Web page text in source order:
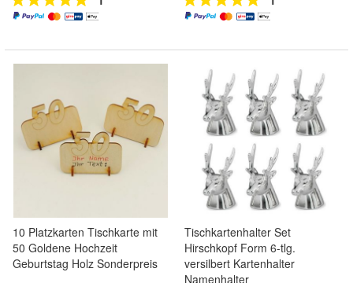
10 Platzkarten Tischkarte mit
50 Goldene Hochzeit
Geburtstag Holz Sonderpreis
Tischkartenhalter Set
Hirschkopf Form 6-tlg.
versilbert Kartenhalter
Namenhalter